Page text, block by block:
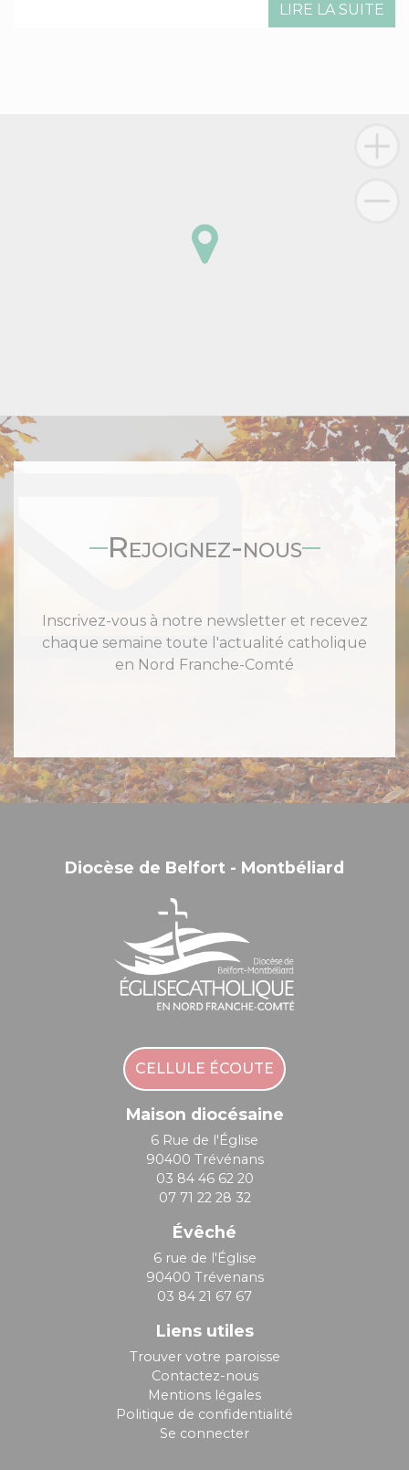
LIRE LA SUITE
Rejoignez-nous
Inscrivez-vous à notre newsletter et recevez
chaque semaine toute l'actualité catholique
en Nord Franche-Comté
Diocèse de Belfort - Montbéliard
CELLULE ÉCOUTE
Maison diocésaine
6 Rue de l'Église
90400 Trévénans
03 84 46 62 20
07 71 22 28 32
Évêché
6 rue de l'Église
90400 Trévenans
03 84 21 67 67
Liens utiles
Trouver votre paroisse
Contactez-nous
Mentions légales
Politique de confidentialité
Se connecter